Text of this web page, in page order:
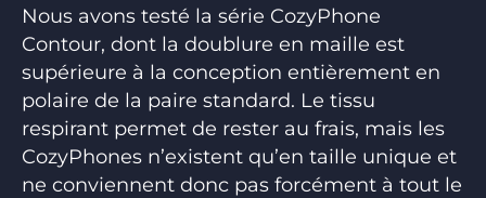
Nous avons testé la série CozyPhone
Contour, dont la doublure en maille est
supérieure à la conception entièrement en
polaire de la paire standard. Le tissu
respirant permet de rester au frais, mais les
CozyPhones n’existent qu’en taille unique et
ne conviennent donc pas forcément à tout le